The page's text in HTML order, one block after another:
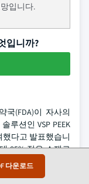
다운로드
입니다.
입니까?
국(FDA)이 자사의
루션인 VSP PEEK
했다고 발표했습니
85% 적은 소재로
있으며 비용도 크
해당 기업의 시장